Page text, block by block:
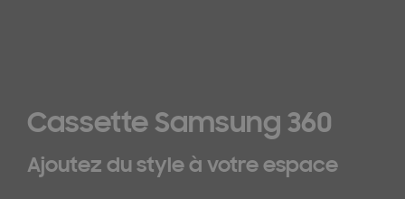
Cassette Samsung 360
Ajoutez du style à votre espace